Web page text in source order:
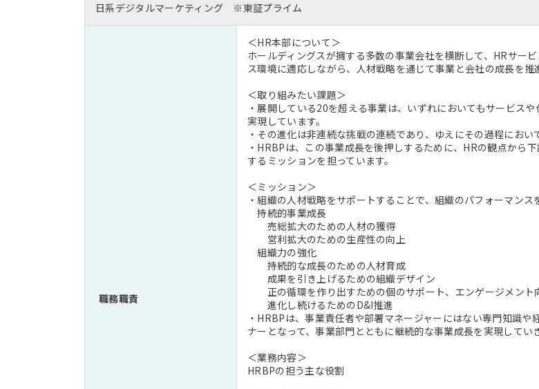
日系デジタルマーケティング ※東証プライム
職務職責
＜HR本部について＞
ホールディングスが擁する多数の事業会社を横断して、HRサー
ス環境に適応しながら、人材戦略を通じて事業と会社の成長を推
＜取り組みたい課題＞
・展開している20を超える事業は、いずれにおいてもサービス
実現しています。
・その進化は非連続な挑戦の連続であり、ゆえにその過程にお
・HRBPは、この事業成長を後押しするために、HRの観点から
するミッションを担っています。
＜ミッション＞
・組織の人材戦略をサポートすることで、組織のパフォーマンス
持続的事業成長
売総拡大のための人材の獲得
営利拡大のための生産性の向上
組織力の強化
持続的な成長のための人材育成
成果を引き上げるための組織デザイン
正の循環を作り出すための個のサポート、エンゲージメント
進化し続けるためのD&I推進
・HRBPは、事業責任者や部署マネージャーにはない専門知識
ナーとなって、事業部門とともに継続的な事業成長を実現してい
＜業務内容＞
HRBPの担う主な役割